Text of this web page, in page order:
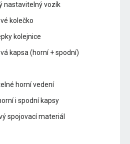
nastavitelný vozík
kolečko
kolejnice
kapsa (horní + spodní)
horní vedení
i spodní kapsy
spojovací materiál